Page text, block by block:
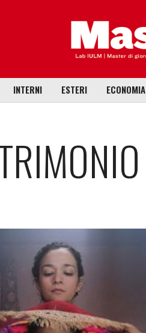
INTERNI ESTERI ECONOMIA